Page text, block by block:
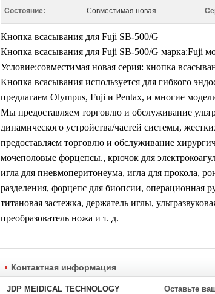
Состояние: Совместимая новая
Кнопка всасывания для Fuji SB-500/G
Кнопка всасывания для Fuji SB-500/G марка:Fuji
Условие:совместимая новая серия: кнопка
Кнопка всасывания используется для гибкого
предлагаем Olympus, Fuji и Pentax, и многие
Мы предоставляем торговлю и обслуживание
динамического устройства/частей системы,
предоставляем торговлю и обслуживание
мочеполовые форцепсы., крючок для
игла для пневмоперитонеума, игла для прокола,
разделения, форцепс для биопсии, операционная
титановая застежка, держатель иглы,
преобразователь ножа и т. д.
Контактная информация
JDP MEIDICAL TECHNOLOGY
Оставьте